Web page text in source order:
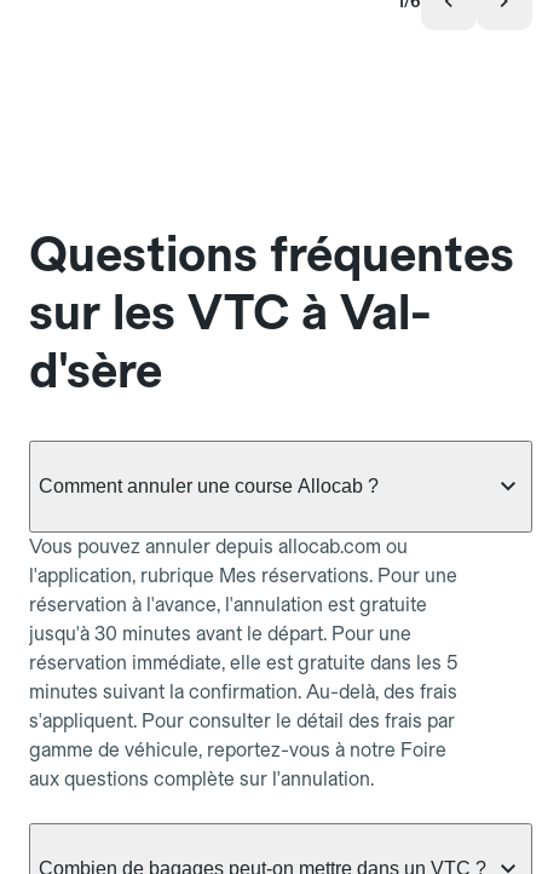
Questions fréquentes
sur les VTC à Val-
d'sère
Comment annuler une course Allocab ?
Vous pouvez annuler depuis allocab.com ou
l'application, rubrique Mes réservations. Pour une
réservation à l'avance, l'annulation est gratuite
jusqu'à 30 minutes avant le départ. Pour une
réservation immédiate, elle est gratuite dans les 5
minutes suivant la confirmation. Au-delà, des frais
s'appliquent. Pour consulter le détail des frais par
gamme de véhicule, reportez-vous à notre Foire
aux questions complète sur l'annulation.
Combien de bagages peut-on mettre dans un VTC ?